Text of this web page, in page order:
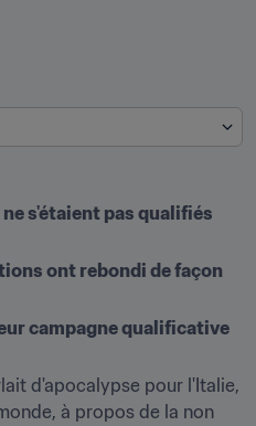
s'étaient pas qualifiés
ont rebondi de façon
campagne qualificative
d'apocalypse pour l'Italie,
à propos de la non